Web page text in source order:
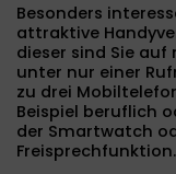
Besonders
attraktive
dieser sind Sie
unter nur einer
zu drei
Beispiel beruflich
der Smartwatch
Freisprechfunktion.